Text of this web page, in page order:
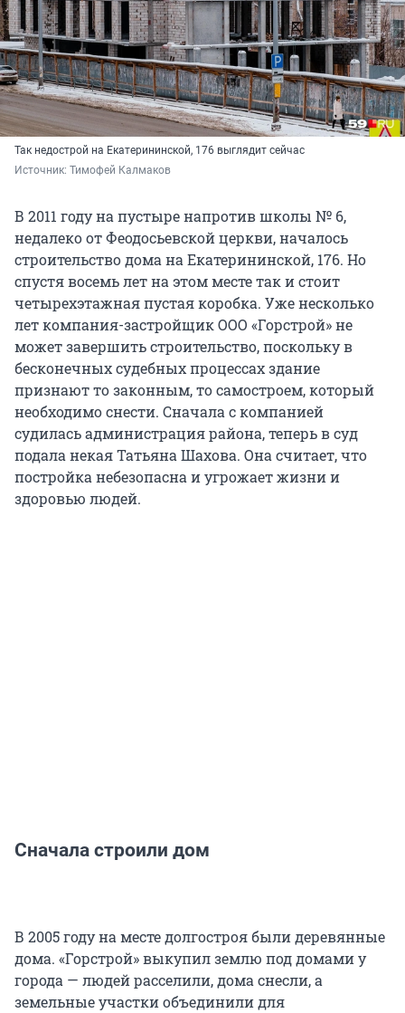
Так недострой на Екатерининской, 176 выглядит сейчас
Источник: Тимофей Калмаков
В 2011 году на пустыре напротив школы № 6,
недалеко от Феодосьевской церкви, началось
строительство дома на Екатерининской, 176. Но
спустя восемь лет на этом месте так и стоит
четырехэтажная пустая коробка. Уже несколько
лет компания-застройщик ООО «Горстрой» не
может завершить строительство, поскольку в
бесконечных судебных процессах здание
признают то законным, то самостроем, который
необходимо снести. Сначала с компанией
судилась администрация района, теперь в суд
подала некая Татьяна Шахова. Она считает, что
постройка небезопасна и угрожает жизни и
здоровью людей.
Сначала строили дом
В 2005 году на месте долгостроя были деревянные
дома. «Горстрой» выкупил землю под домами у
города — людей расселили, дома снесли, а
земельные участки объединили для